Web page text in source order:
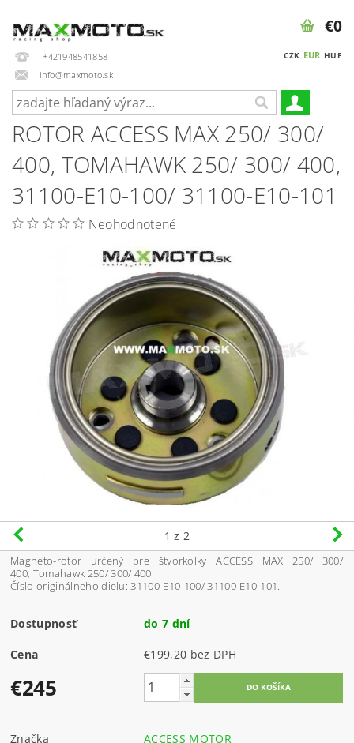
+421948541858
info@maxmoto.sk
CZK EUR HUF
€0
ROTOR ACCESS MAX 250/ 300/
400, TOMAHAWK 250/ 300/ 400,
31100-E10-100/ 31100-E10-101
Neohodnotené
1 z 2
Magneto-rotor určený pre štvorkolky ACCESS MAX 250/ 300/
400, Tomahawk 250/ 300/ 400.
Číslo originálneho dielu: 31100-E10-100/ 31100-E10-101.
Dostupnosť do 7 dní
Cena €199,20 bez DPH
€245
Značka
ACCESS MOTOR